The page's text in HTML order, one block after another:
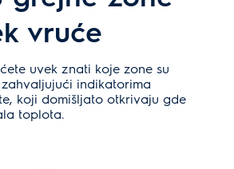
vruće
uvek znati koje zone su
indikatorima
koji domišljato otkrivaju gde
toplota.